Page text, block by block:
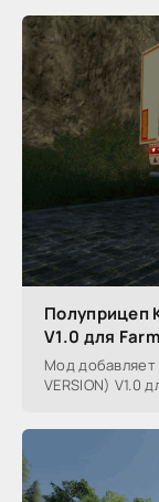
Полуприцеп
V1.0 для
Мод добавляет
VERSION) V1.0